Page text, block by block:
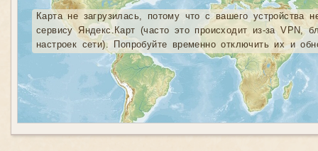
Карта не загрузилась, потому что с вашего устройства
сервису Яндекс.Карт (часто это происходит из-за VPN,
настроек сети). Попробуйте временно отключить их и